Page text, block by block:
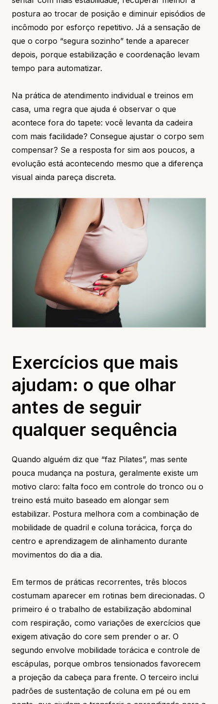
postura ao trocar de posição e diminuir episódios de
incômodo por esforço repetitivo. Já a sensação de
que o corpo “segura sozinho” tende a aparecer
depois, porque estabilização e coordenação levam
tempo para automatizar.
Na prática de atendimento individual e treinos em
casa, uma regra que ajuda é observar o que
acontece fora do tapete: você levanta da cadeira
com mais facilidade? Consegue ajustar o corpo sem
compensar? Se a resposta for sim aos poucos, a
evolução está acontecendo mesmo que a diferença
visual ainda pareça discreta.
Exercícios que mais
ajudam: o que olhar
antes de seguir
qualquer sequência
Quando alguém diz que “faz Pilates”, mas sente
pouca mudança na postura, geralmente existe um
motivo claro: falta foco em controle do tronco ou o
treino está muito baseado em alongar sem
estabilizar. Postura melhora com a combinação de
mobilidade de quadril e coluna torácica, força do
centro e aprendizagem de alinhamento durante
movimentos do dia a dia.
Em termos de práticas recorrentes, três blocos
costumam aparecer em rotinas bem direcionadas. O
primeiro é o trabalho de estabilização abdominal
com respiração, como variações de exercícios que
exigem ativação do core sem prender o ar. O
segundo envolve mobilidade torácica e controle de
escápulas, porque ombros tensionados favorecem
a projeção da cabeça para frente. O terceiro inclui
padrões de sustentação de coluna em pé ou em